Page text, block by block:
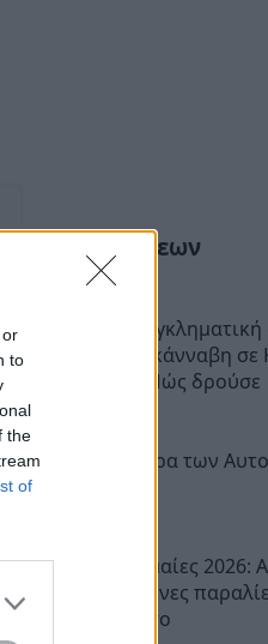
to
the
of
Ροή Ειδήσεων
Μεσσηνία:
διακινούσε κάνναβη
Μεσσήνη – Πώς δρούσε
Διεθνής Ημέρα των
Γαλάζιες Σημαίες 2026:
54 βραβευμένες
Πελοπόννησο